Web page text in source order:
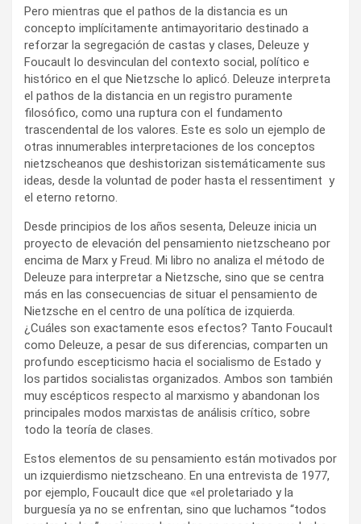
Pero mientras que el pathos de la distancia es un
concepto implícitamente antimayoritario destinado a
reforzar la segregación de castas y clases, Deleuze y
Foucault lo desvinculan del contexto social, político e
histórico en el que Nietzsche lo aplicó. Deleuze interpreta
el pathos de la distancia en un registro puramente
filosófico, como una ruptura con el fundamento
trascendental de los valores. Este es solo un ejemplo de
otras innumerables interpretaciones de los conceptos
nietzscheanos que deshistorizan sistemáticamente sus
ideas, desde la voluntad de poder hasta el ressentiment y
el eterno retorno.
Desde principios de los años sesenta, Deleuze inicia un
proyecto de elevación del pensamiento nietzscheano por
encima de Marx y Freud. Mi libro no analiza el método de
Deleuze para interpretar a Nietzsche, sino que se centra
más en las consecuencias de situar el pensamiento de
Nietzsche en el centro de una política de izquierda.
¿Cuáles son exactamente esos efectos? Tanto Foucault
como Deleuze, a pesar de sus diferencias, comparten un
profundo escepticismo hacia el socialismo de Estado y
los partidos socialistas organizados. Ambos son también
muy escépticos respecto al marxismo y abandonan los
principales modos marxistas de análisis crítico, sobre
todo la teoría de clases.
Estos elementos de su pensamiento están motivados por
un izquierdismo nietzscheano. En una entrevista de 1977,
por ejemplo, Foucault dice que «el proletariado y la
burguesía ya no se enfrentan, sino que luchamos “todos